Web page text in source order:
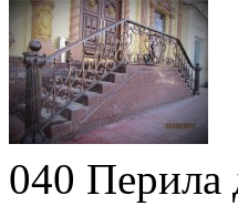
040 Перила